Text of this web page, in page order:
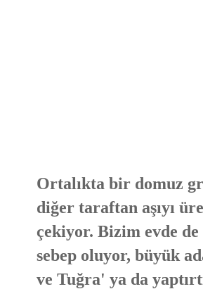
Ortalıkta bir domuz
diğer taraftan aşıyı
çekiyor. Bizim evde
sebep oluyor, büyük
ve Tuğra' ya da